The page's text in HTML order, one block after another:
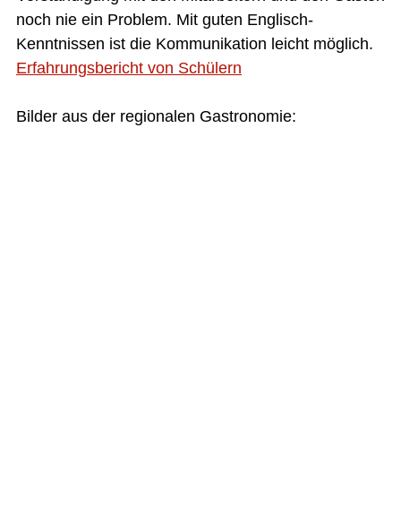
noch nie ein Problem. Mit guten Englisch-
Kenntnissen ist die Kommunikation leicht möglich.
Erfahrungsbericht von Schülern
Bilder aus der regionalen Gastronomie: